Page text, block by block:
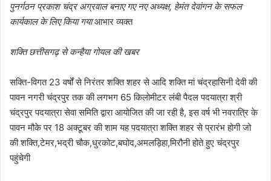
पुनर्गठन प्रकाश चंद्र अग्रवाल बनाए गए नए अध्यक्ष, हेमंत देवांगन के सफल
कार्यकाल के लिए किया गयाआभार व्यक्त
शक्ति छत्तीसगढ़ से कन्हैया गोयल की खबर
सक्ति-विगत 23 वर्षों से निरंतर शक्ति शहर से आदि शक्ति मां चंद्रहासिनी देवी की
पावन नगरी चंद्रपुर तक की लगभग 65 किलोमीटर लंबी पैदल पदयात्रा श्री
चंद्रपुर पदयात्रा सेवा समिति द्वारा आयोजित की जा रही है, इस वर्ष भी नवरात्रि के
पावन मौके पर 18 अक्टूबर की शाम यह पदयात्रा शक्ति शहर से प्रारंभ होगी जो
की शक्ति,टेमर,भद्री चौक,धुरकोट,बघोद,अमलड़िहा,मिरौनी होते हुए चंद्रपुर
पहुंचेगी